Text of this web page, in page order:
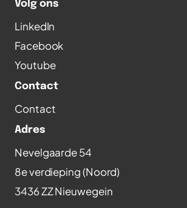
Volg ons
LinkedIn
Facebook
Youtube
Contact
Contact
Adres
Nevelgaarde 54
8e verdieping (Noord)
3436 ZZ Nieuwegein